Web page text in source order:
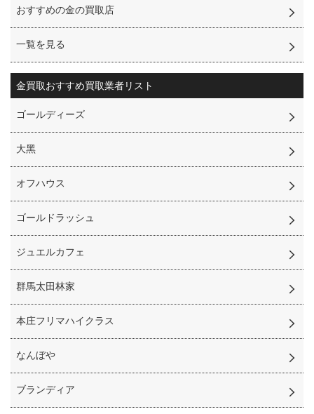
おすすめの金の買取店
一覧を見る
金買取おすすめ買取業者リスト
ゴールディーズ
⼤⿊
オフハウス
ゴールドラッシュ
ジュエルカフェ
群馬太田林家
本庄フリマハイクラス
なんぼや
ブランディア